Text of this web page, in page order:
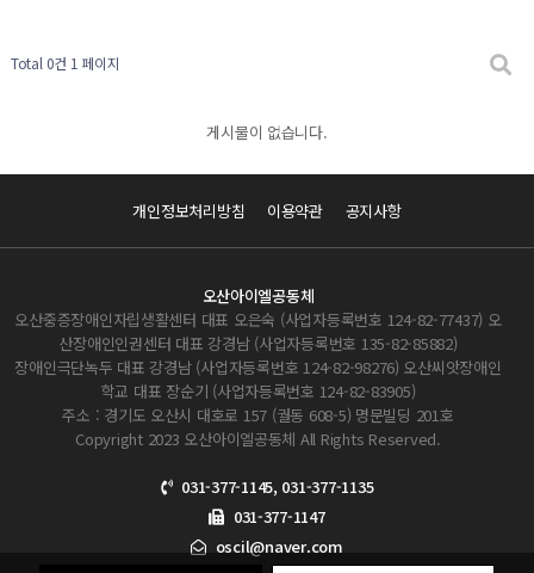
Total 0건 1 페이지
게시물이 없습니다.
개인정보처리방침 이용약관 공지사항
오산아이엘공동체
오산중증장애인자립생활센터 대표 오은숙 (사업자등록번호 124-82-77437) 오
산장애인인권센터 대표 강경남 (사업자등록번호 135-82-85882)
장애인극단녹두 대표 강경남 (사업자등록번호 124-82-98276) 오산씨앗장애인
학교 대표 장순기 (사업자등록번호 124-82-83905)
주소 : 경기도 오산시 대호로 157 (궐동 608-5) 명문빌딩 201호
Copyright 2023 오산아이엘공동체 All Rights Reserved.
031-377-1145, 031-377-1135
031-377-1147
oscil@naver.com